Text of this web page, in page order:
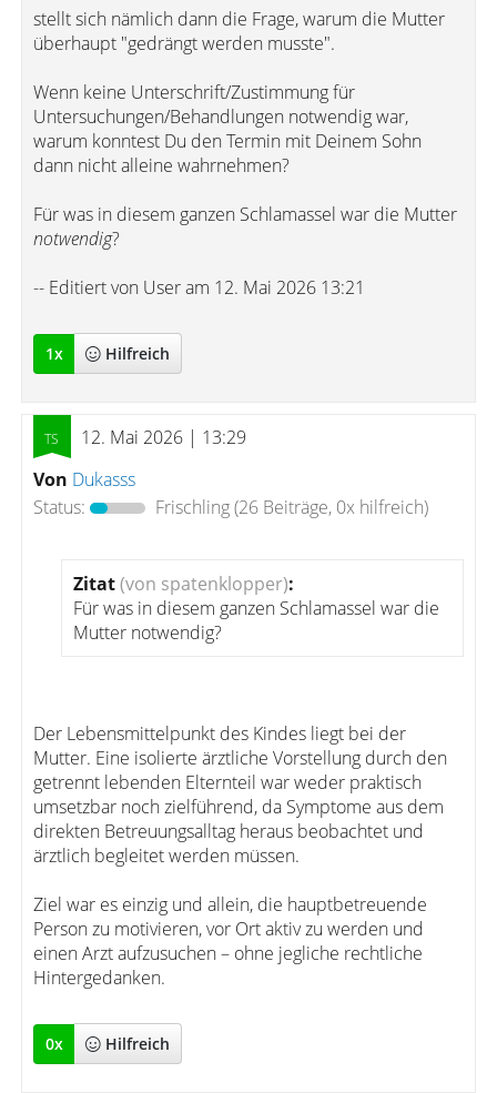
stellt sich nämlich dann die Frage, warum die Mutter
überhaupt "gedrängt werden musste".
Wenn keine Unterschrift/Zustimmung für
Untersuchungen/Behandlungen notwendig war,
warum konntest Du den Termin mit Deinem Sohn
dann nicht alleine wahrnehmen?
Für was in diesem ganzen Schlamassel war die Mutter
notwendig?
-- Editiert von User am 12. Mai 2026 13:21
1x Hilfreich
12. Mai 2026 | 13:29
Von Dukasss
Status:
Frischling(26 Beiträge, 0x hilfreich)
Zitat(von spatenklopper):
Für was in diesem ganzen Schlamassel war die
Mutter notwendig?
Der Lebensmittelpunkt des Kindes liegt bei der
Mutter. Eine isolierte ärztliche Vorstellung durch den
getrennt lebenden Elternteil war weder praktisch
umsetzbar noch zielführend, da Symptome aus dem
direkten Betreuungsalltag heraus beobachtet und
ärztlich begleitet werden müssen.
Ziel war es einzig und allein, die hauptbetreuende
Person zu motivieren, vor Ort aktiv zu werden und
einen Arzt aufzusuchen – ohne jegliche rechtliche
Hintergedanken.
0x Hilfreich